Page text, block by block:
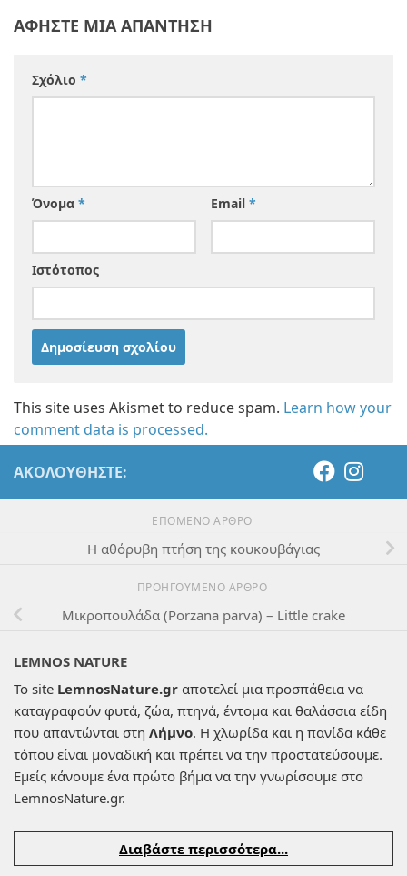
ΑΦΉΣΤΕ ΜΙΑ ΑΠΆΝΤΗΣΗ
Σχόλιο *
Όνομα * Email *
Ιστότοπος
This site uses Akismet to reduce spam. Learn how your
comment data is processed.
ΑΚΟΛΟΥΘΉΣΤΕ:
ΕΠΌΜΕΝΟ ΆΡΘΡΟ
Η αθόρυβη πτήση της κουκουβάγιας
ΠΡΟΗΓΟΎΜΕΝΟ ΆΡΘΡΟ
Μικροπουλάδα (Porzana parva) – Little crake
LEMNOS NATURE
Το site LemnosNature.gr αποτελεί μια προσπάθεια να
καταγραφούν φυτά, ζώα, πτηνά, έντομα και θαλάσσια είδη
που απαντώνται στη Λήμνο. Η χλωρίδα και η πανίδα κάθε
τόπου είναι μοναδική και πρέπει να την προστατεύσουμε.
Εμείς κάνουμε ένα πρώτο βήμα να την γνωρίσουμε στο
LemnosNature.gr.
Διαβάστε περισσότερα...